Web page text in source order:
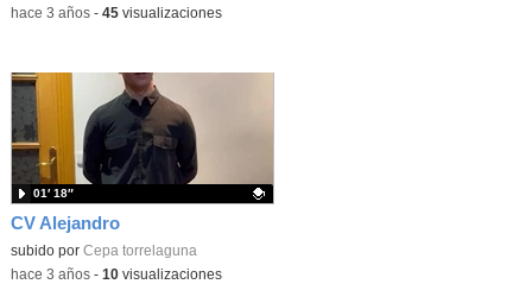
-hace 3 años- 45visualizaciones
CV Alejandro
Contenido educativo.
subido por Cepa torrelaguna
01′ 18″
-hace 3 años- 10visualizaciones